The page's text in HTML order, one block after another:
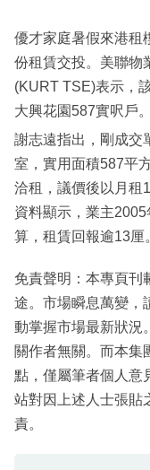
優才家庭暑假來港租
份租賃交投。美聯物
(KURT TSE)表示，
大興花園587實呎戶。
謝志遠指出，剛成交
室，實用面積587平
洽租，議價後以月租
資料顯示，業主
算，租賃回報逾13厘
免責聲明：本專頁刊
途。市場瞬息萬變，
動掌握市場最新狀況
關作者無關。而本集
點，僅屬筆者個人意
站對因上述人士張貼
責。